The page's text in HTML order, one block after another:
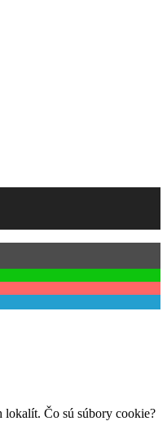
lokalít. Čo sú súbory cookie?